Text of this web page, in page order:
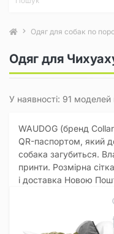
Одяг для собак по
Одяг для
У наявності: 91 моделей
WAUDOG (бренд
QR-паспортом, який
собака загубиться.
принти. Розмірна
і доставка Новою